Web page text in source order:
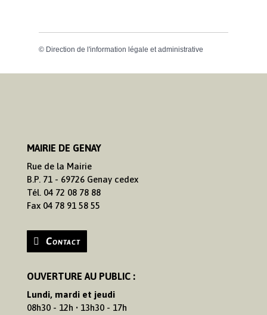
© Direction de l'information légale et administrative
MAIRIE DE GENAY
Rue de la Mairie
B.P. 71 - 69726 Genay cedex
Tél. 04 72 08 78 88
Fax 04 78 91 58 55
Contact
OUVERTURE AU PUBLIC :
Lundi, mardi et jeudi
08h30 - 12h • 13h30 - 17h